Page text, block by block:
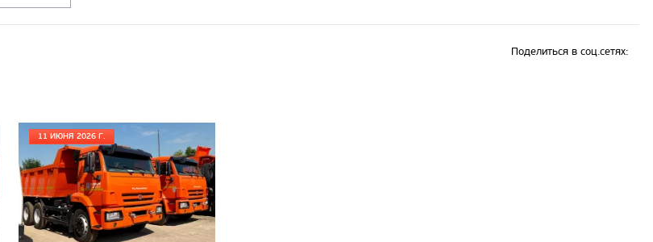
Поделиться в соц.сетях:
11 ИЮНЯ 2026 Г.